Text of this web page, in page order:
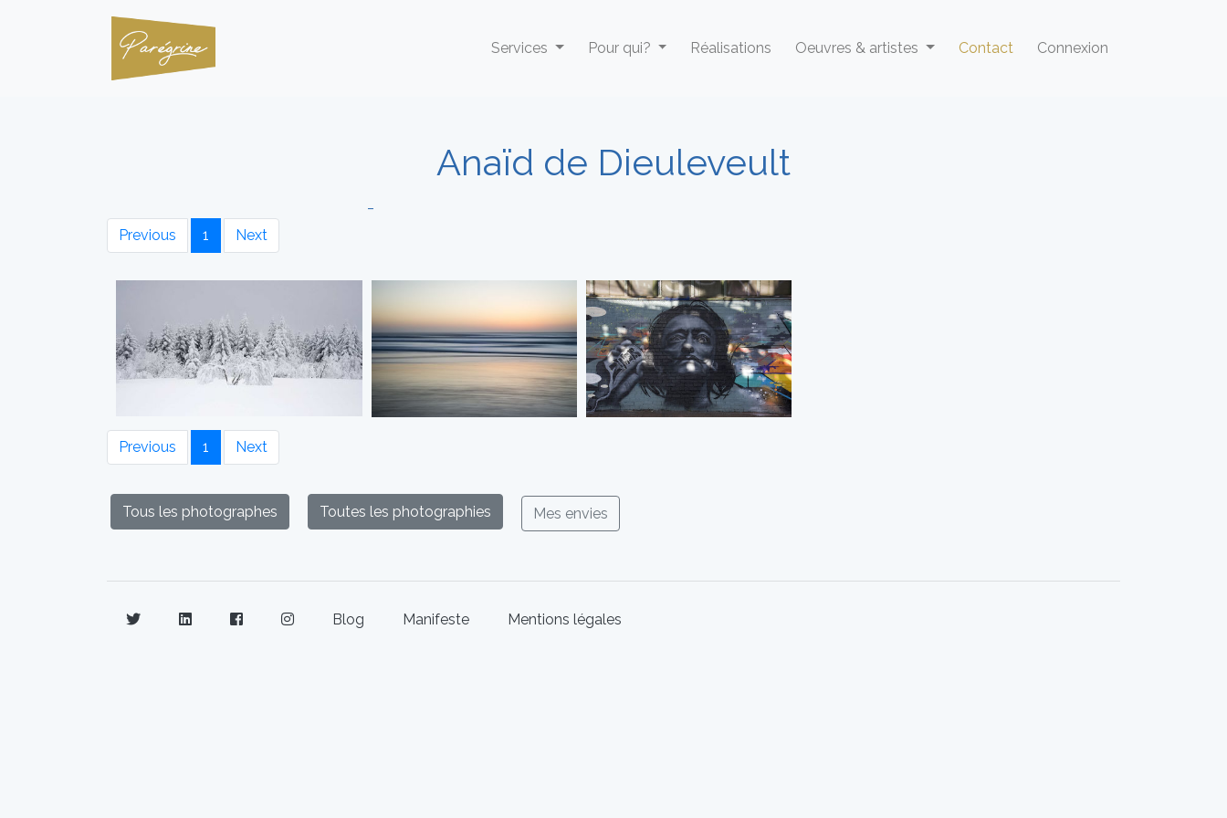
Services Pour qui? Réalisations Oeuvres & artistes Contact Connexion
Anaïd de Dieuleveult
Previous
1 Next
Previous 1 Next
Tous les photographes Toutes les photographies Mes envies
Blog Manifeste Mentions légales